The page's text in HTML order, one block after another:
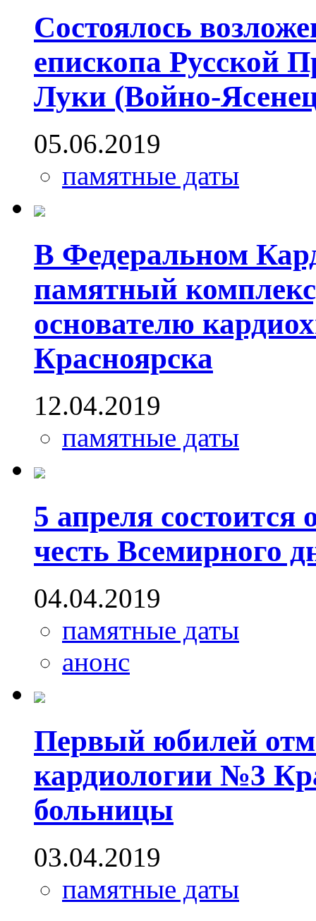
Состоялось
епископа Русской
Луки (Войно-
05.06.2019
памятные даты
В Федеральном
памятный
основателю
Красноярска
12.04.2019
памятные даты
5 апреля
честь Всемирного
04.04.2019
памятные даты
анонс
Первый юбилей
кардиологии №3
больницы
03.04.2019
памятные даты